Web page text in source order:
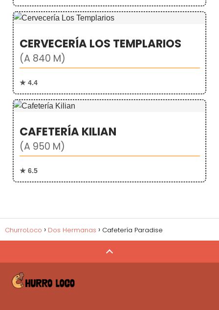
CERVECERÍA LOS TEMPLARIOS
(A 840 M)
★ 4.4
CAFETERÍA KILIAN
(A 950 M)
★ 6.5
ChurroLoco Dos Hermanas Cafetería Paradise